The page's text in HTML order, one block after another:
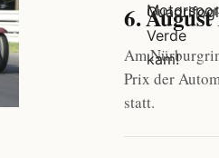
6. August
Am
Prix der
statt.